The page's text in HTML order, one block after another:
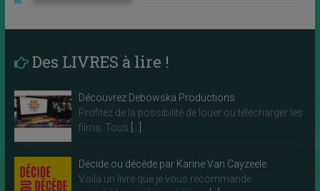
Des LIVRES à lire !
Découvrez Debowska Productions
Profitez de la possibilité de louer ou télécharger les
films. Tous
Décide ou décède par Karine Van Cayzeele
Voilà un livre que je vous recommande